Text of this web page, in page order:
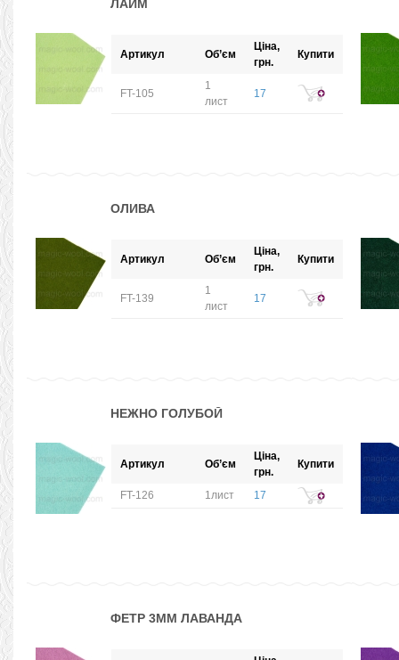
ЛАЙМ
Артикул Об’єм
Ціна,
грн.
Купити
FT-105
1
лист
17
ОЛИВА
Артикул Об’єм
Ціна,
грн.
Купити
FT-139
1
лист
17
НЕЖНО ГОЛУБОЙ
Артикул Об’єм
Ціна,
грн.
Купити
FT-126 1лист 17
ФЕТР 3ММ ЛАВАНДА